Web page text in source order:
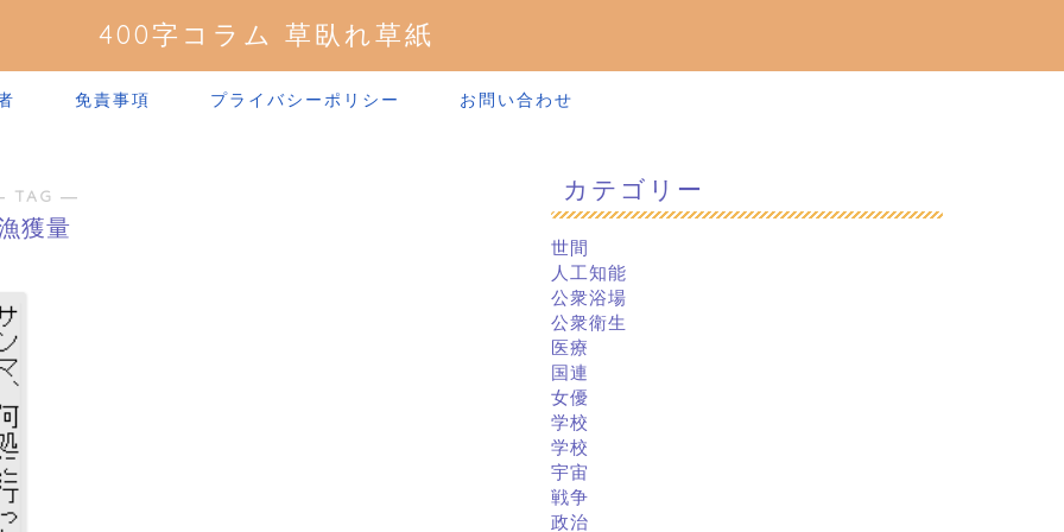
400字コラム 草臥れ草紙
免責事項 プライバシーポリシー お問い合わせ
TAG ―
獲量
カテゴリー
世間
人工知能
公衆浴場
公衆衛生
医療
国連
女優
学校
学校
宇宙
戦争
政治